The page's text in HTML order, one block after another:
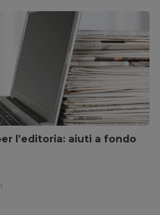
l’editoria: aiuti a fondo